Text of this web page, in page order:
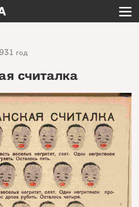
год
считалка